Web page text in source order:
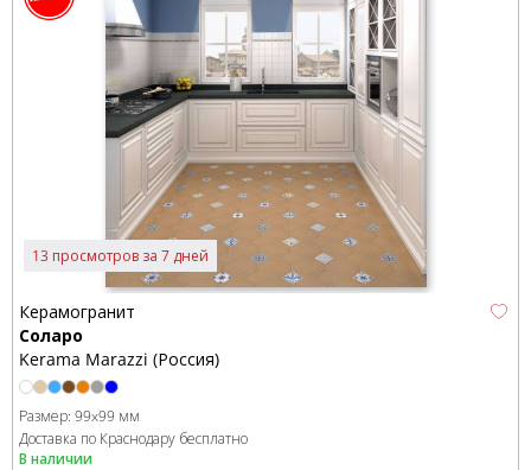
13 просмотров за 7 дней
Керамогранит
Соларо
Kerama Marazzi (Россия)
Размер: 99x99 мм
Доставка по Краснодару бесплатно
В наличии